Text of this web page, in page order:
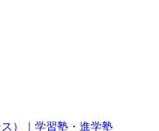
）｜学習塾・進学塾